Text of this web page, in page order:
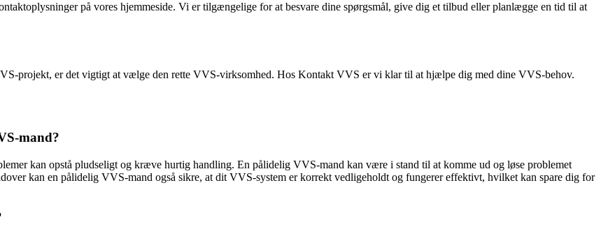
på vores hjemmeside. Vi er tilgængelige for at besvare dine spørgsmål, give dig et tilbud eller planlægge en tid til at
projekt, er det vigtigt at vælge den rette VVS-virksomhed. Hos Kontakt VVS er vi klar til at hjælpe dig med dine VVS-behov.
mand?
kan opstå pludseligt og kræve hurtig handling. En pålidelig VVS-mand kan være i stand til at komme ud og løse problemet
kan en pålidelig VVS-mand også sikre, at dit VVS-system er korrekt vedligeholdt og fungerer effektivt, hvilket kan spare dig for